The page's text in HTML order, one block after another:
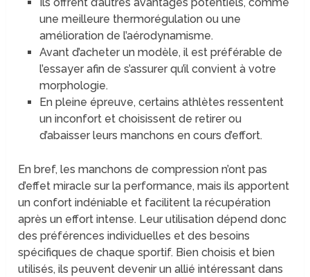
une meilleure thermorégulation ou une
amélioration de l’aérodynamisme.
Avant d’acheter un modèle, il est préférable de
l’essayer afin de s’assurer qu’il convient à votre
morphologie.
En pleine épreuve, certains athlètes ressentent
un inconfort et choisissent de retirer ou
d’abaisser leurs manchons en cours d’effort.
En bref, les manchons de compression n’ont pas
d’effet miracle sur la performance, mais ils apportent
un confort indéniable et facilitent la récupération
après un effort intense. Leur utilisation dépend donc
des préférences individuelles et des besoins
spécifiques de chaque sportif. Bien choisis et bien
utilisés, ils peuvent devenir un allié intéressant dans